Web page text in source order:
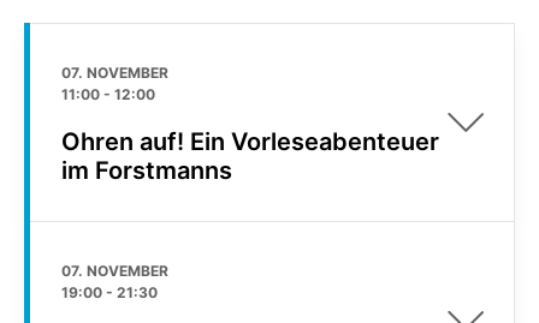
07. NOVEMBER
11:00 - 12:00
Ohren auf! Ein Vorleseabenteuer
im Forstmanns
07. NOVEMBER
19:00 - 21:30